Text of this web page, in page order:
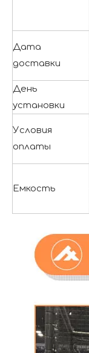
Дата
доставки
День
установки
Условия
оплаты
Емкость